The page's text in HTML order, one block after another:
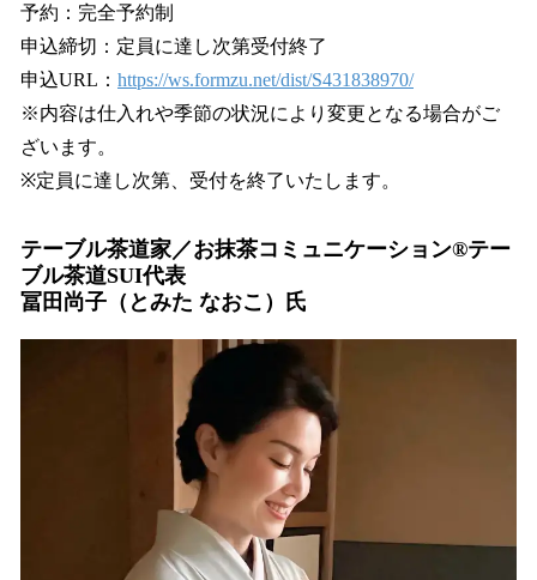
予約：完全予約制
申込締切：定員に達し次第受付終了
申込URL： https://ws.formzu.net/dist/S431838970/
※内容は仕入れや季節の状況により変更となる場合がご
ざいます。
※定員に達し次第、受付を終了いたします。
テーブル茶道家／お抹茶コミュニケーション®︎テー
ブル茶道SUI代表
冨田尚子（とみた なおこ）氏